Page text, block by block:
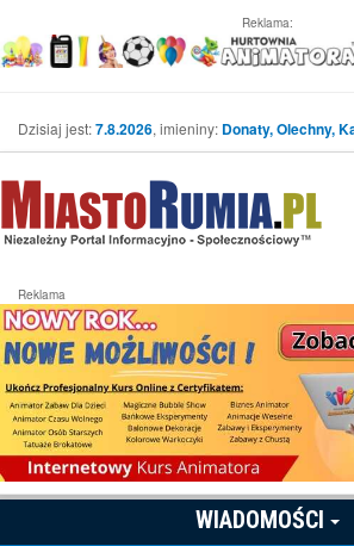
Reklama:
Dzisiaj jest:7.8.2026, imieniny: Donaty, Olechny,
Reklama
WIADOMOŚCI